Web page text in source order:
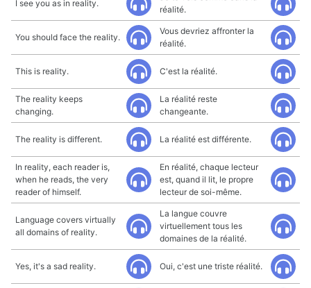
I see you as in reality.
réalité.
You should face the reality.
Vous devriez affronter la
réalité.
This is reality. C'est la réalité.
The reality keeps
changing.
La réalité reste
changeante.
The reality is different. La réalité est différente.
In reality, each reader is,
when he reads, the very
reader of himself.
En réalité, chaque lecteur
est, quand il lit, le propre
lecteur de soi-même.
Language covers virtually
all domains of reality.
La langue couvre
virtuellement tous les
domaines de la réalité.
Yes, it's a sad reality. Oui, c'est une triste réalité.